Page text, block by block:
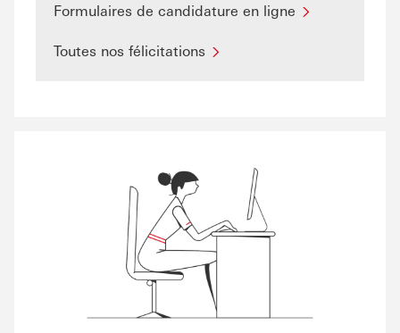
Formulaires de candidature en ligne
Toutes nos félicitations